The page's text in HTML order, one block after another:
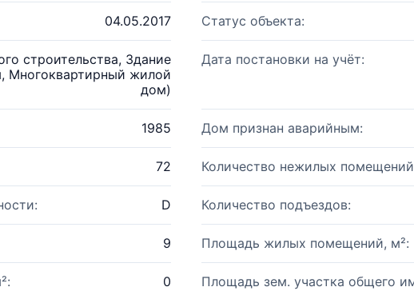
04.05.2017 Статус объекта:
строительства, Здание
Многоквартирный жилой
дом)
Дата постановки на учёт:
1985 Дом признан аварийным:
72 Количество нежилых
D Количество подъездов:
9 Площадь жилых помещений, м²:
0 Площадь зем. участка общего